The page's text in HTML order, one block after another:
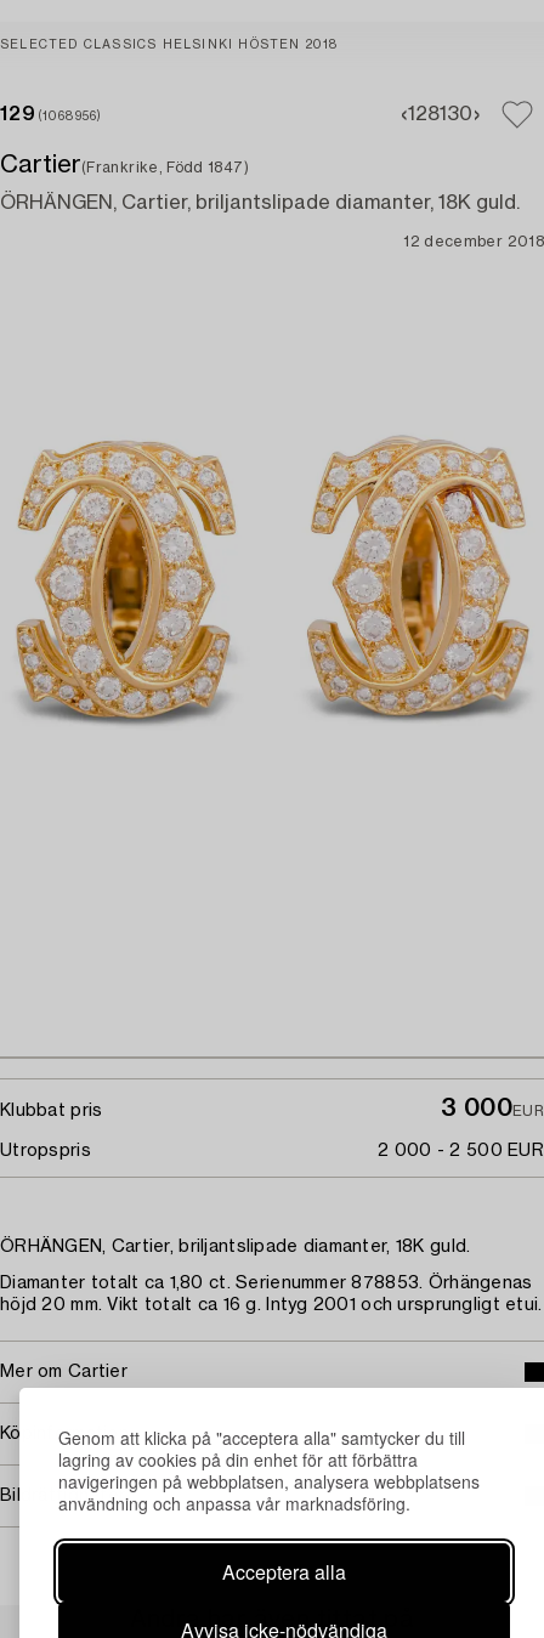
Genom att klicka på "acceptera alla" samtycker du till
lagring av cookies på din enhet för att förbättra
navigeringen på webbplatsen, analysera webbplatsens
användning och anpassa vår marknadsföring.
Acceptera alla
Avvisa icke-nödvändiga
SELECTED CLASSICS HELSINKI HÖSTEN 2018
129 (1068956) 128130
Cartier(Frankrike, Född 1847)
ÖRHÄNGEN, Cartier, briljantslipade diamanter, 18K guld.
12 december 2018
Klubbat pris 3 000EUR
Utropspris 2 000 - 2 500 EUR
ÖRHÄNGEN, Cartier, briljantslipade diamanter, 18K guld.
Diamanter totalt ca 1,80 ct. Serienummer 878853. Örhängenas
höjd 20 mm. Vikt totalt ca 16 g. Intyg 2001 och ursprungligt etui.
Mer om Cartier
Köpinformation
Bildrättigheter
Andra har även tittat på